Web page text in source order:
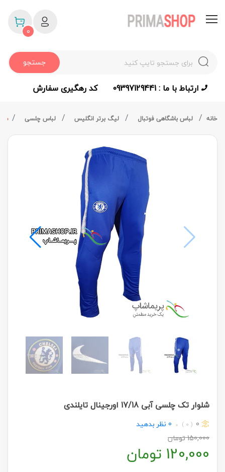
جستجو
0
ارتباط با ما : 09397129441 کد رهگیری سفارش
خانه لباس باشگاهی فوتبال لیگ برتر انگلیس لباس چلسی
شلوار تک چلسی آبی 17/18 اورجینال تایلندی
0
( 0 )
0 نظر بدهید
150,000تومان
120,000 تومان